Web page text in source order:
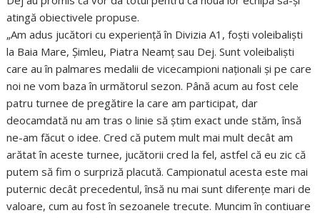
atingă obiectivele propuse.
„Am adus jucători cu experienţă în Divizia A1, foşti voleibalişti
la Baia Mare, Şimleu, Piatra Neamţ sau Dej. Sunt voleibalişti
care au în palmares medalii de vicecampioni naţionali şi pe care
noi ne vom baza în următorul sezon. Până acum au fost cele
patru turnee de pregătire la care am participat, dar
deocamdată nu am tras o linie să ştim exact unde stăm, însă
ne-am făcut o idee. Cred că putem mult mai mult decât am
arătat în aceste turnee, jucătorii cred la fel, astfel că eu zic că
putem să fim o surpriză placută. Campionatul acesta este mai
puternic decât precedentul, însă nu mai sunt diferenţe mari de
valoare, cum au fost în sezoanele trecute. Muncim în contiuare